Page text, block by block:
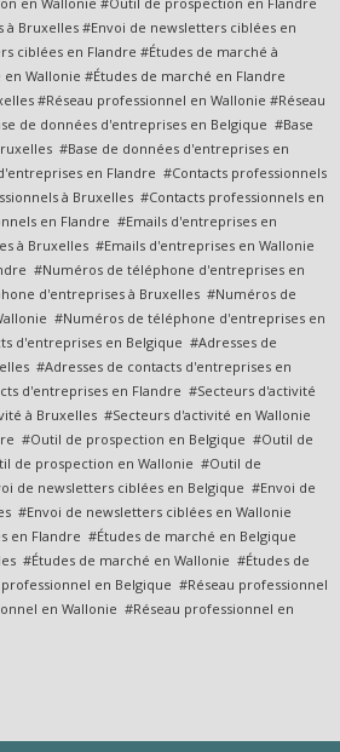
Bruxelles #Envoi de newsletters ciblées en
ciblées en Flandre #Études de marché à
Wallonie #Études de marché en Flandre
#Réseau professionnel en Wallonie #Réseau
de données d'entreprises en Belgique #Base
#Base de données d'entreprises en
en Flandre #Contacts professionnels
à Bruxelles #Contacts professionnels en
en Flandre #Emails d'entreprises en
à Bruxelles #Emails d'entreprises en Wallonie
#Numéros de téléphone d'entreprises en
d'entreprises à Bruxelles #Numéros de
#Numéros de téléphone d'entreprises en
d'entreprises en Belgique #Adresses de
#Adresses de contacts d'entreprises en
d'entreprises en Flandre #Secteurs d'activité
à Bruxelles #Secteurs d'activité en Wallonie
#Outil de prospection en Belgique #Outil de
de prospection en Wallonie #Outil de
de newsletters ciblées en Belgique #Envoi de
#Envoi de newsletters ciblées en Wallonie
en Flandre #Études de marché en Belgique
#Études de marché en Wallonie #Études de
en Belgique #Réseau professionnel
en Wallonie #Réseau professionnel en